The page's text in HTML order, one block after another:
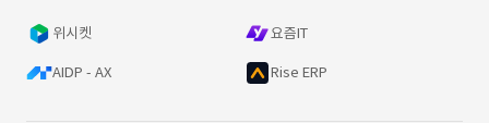
위시켓 요즘IT
AIDP - AX Rise ERP